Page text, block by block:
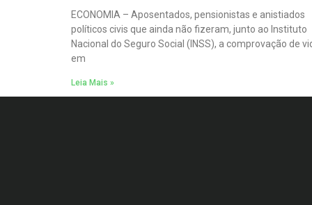
ECONOMIA – Aposentados, pensionistas e anistiados
políticos civis que ainda não fizeram, junto ao Instituto
Nacional do Seguro Social (INSS), a comprovação de
em
Leia Mais »